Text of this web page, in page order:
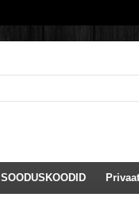
SOODUSKOODID